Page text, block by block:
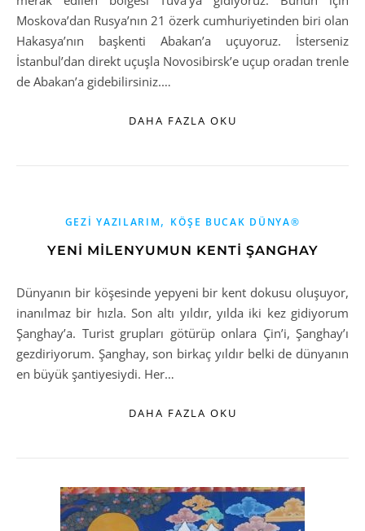
Moskova’dan Rusya’nın 21 özerk cumhuriyetinden biri olan
Hakasya’nın başkenti Abakan’a uçuyoruz. İsterseniz
İstanbul’dan direkt uçuşla Novosibirsk’e uçup oradan trenle
de Abakan’a gidebilirsiniz.…
DAHA FAZLA OKU
GEZI YAZILARIM, KÖŞE BUCAK DÜNYA®
YENİ MİLENYUMUN KENTİ ŞANGHAY
Dünyanın bir köşesinde yepyeni bir kent dokusu oluşuyor,
inanılmaz bir hızla. Son altı yıldır, yılda iki kez gidiyorum
Şanghay’a. Turist grupları götürüp onlara Çin’i, Şanghay’ı
gezdiriyorum. Şanghay, son birkaç yıldır belki de dünyanın
en büyük şantiyesiydi. Her…
DAHA FAZLA OKU